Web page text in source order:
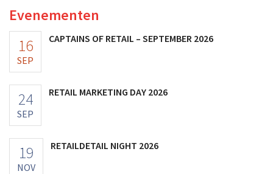
Evenementen
16
SEP
CAPTAINS OF RETAIL – SEPTEMBER 2026
24
SEP
RETAIL MARKETING DAY 2026
19
NOV
RETAILDETAIL NIGHT 2026